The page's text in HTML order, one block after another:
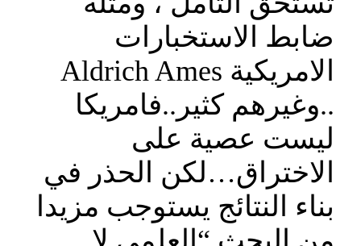
ضابط الاستخبارات
الامريكية Aldrich Ames
..وغيرهم كثير..فامريكا
ليست عصية على
الاختراق…لكن الحذر في
بناء النتائج يستوجب مزيدا